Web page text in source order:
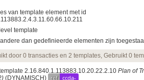
van template element met id
template
dan gedefinieerde elementen zijn
door 0 transacties en 2 templates, Gebruikt 0
2.16.840.1.113883.10.20.22.2.10 Plan of
(DYNAMISCH) ref ccda-